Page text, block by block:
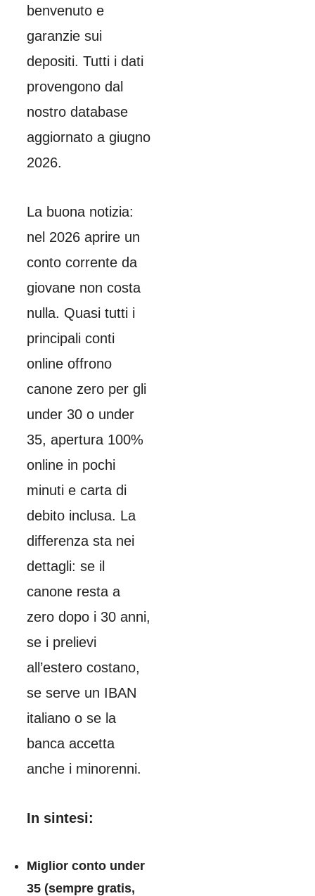
benvenuto e
garanzie sui
depositi. Tutti i dati
provengono dal
nostro database
aggiornato a giugno
2026.
La buona notizia:
nel 2026 aprire un
conto corrente da
giovane non costa
nulla. Quasi tutti i
principali conti
online offrono
canone zero per gli
under 30 o under
35, apertura 100%
online in pochi
minuti e carta di
debito inclusa. La
differenza sta nei
dettagli: se il
canone resta a
zero dopo i 30 anni,
se i prelievi
all’estero costano,
se serve un IBAN
italiano o se la
banca accetta
anche i minorenni.
In sintesi:
Miglior conto under
35 (sempre gratis,